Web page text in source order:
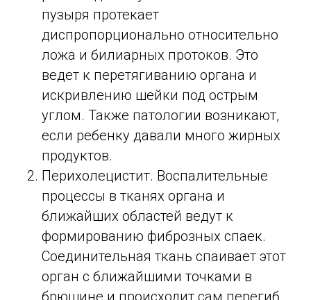
пузыря протекает
диспропорционально относительно
ложа и билиарных протоков. Это
ведет к перетягиванию органа и
искривлению шейки под острым
углом. Также патологии возникают,
если ребенку давали много жирных
продуктов.
Перихолецистит. Воспалительные
процессы в тканях органа и
ближайших областей ведут к
формированию фиброзных спаек.
Соединительная ткань спаивает этот
орган с ближайшими точками в
брюшине и происходит сам перегиб